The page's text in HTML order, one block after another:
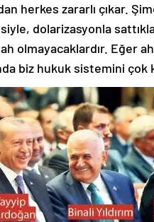
herkes zararlı çıkar.
dolarizasyonla
olmayacaklardır. Eğer
biz hukuk sistemini çok